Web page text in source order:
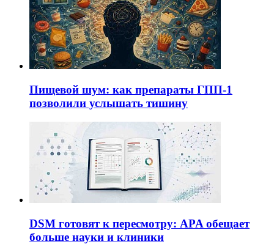
Пищевой шум: как препараты ГПП-1
позволили услышать тишину
DSM готовят к пересмотру: APA обещает
больше науки и клиники